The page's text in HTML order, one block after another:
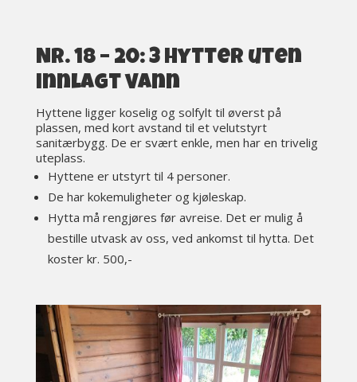
Nr. 18 – 20: 3 Hytter uten
innlagt vann
Hyttene ligger koselig og solfylt til øverst på
plassen, med kort avstand til et velutstyrt
sanitærbygg. De er svært enkle, men har en trivelig
uteplass.
Hyttene er utstyrt til 4 personer.
De har kokemuligheter og kjøleskap.
Hytta må rengjøres før avreise. Det er mulig å
bestille utvask av oss, ved ankomst til hytta. Det
koster kr. 500,-